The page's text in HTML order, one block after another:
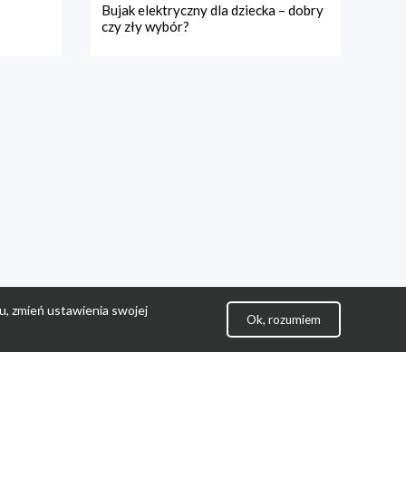
Bujak elektryczny dla dziecka – dobry
czy zły wybór?
zmień ustawienia swojej
Ok, rozumiem